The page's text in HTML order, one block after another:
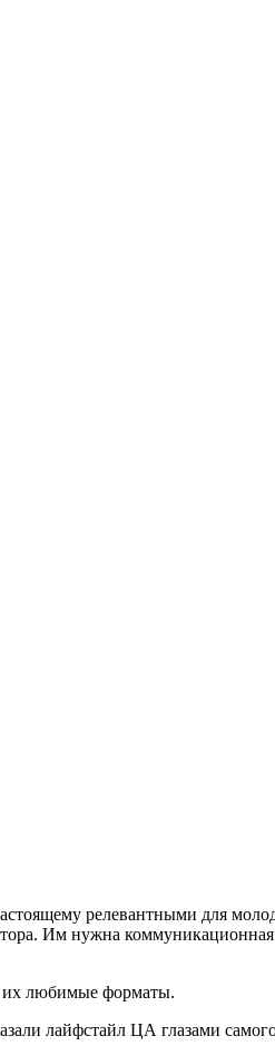
релевантными для
Им нужна
их любимые форматы.
лайфстайл ЦА глазами